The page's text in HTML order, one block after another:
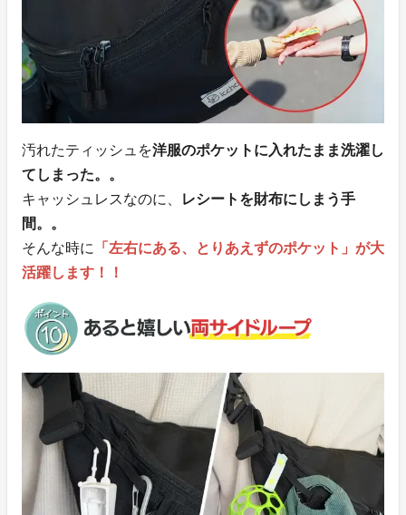
汚れたティッシュを洋服のポケットに入れたまま洗濯し
てしまった。。
キャッシュレスなのに、
レシートを財布にしまう手
間。。
そんな時に
「左右にある、とりあえずのポケット」が大
活躍します！！